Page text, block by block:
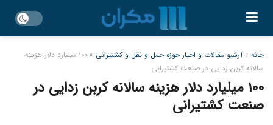
خانه » آرشیو مقالات و اخبار حوزه حمل و نقل و کشتیرانی »
۱۰۰ میلیارد دلار هزینه
سالانه کربن زدایی در صنعت کشتیرانی
۱۰۰ میلیارد دلار هزینه سالانه کربن زدایی در
صنعت کشتیرانی